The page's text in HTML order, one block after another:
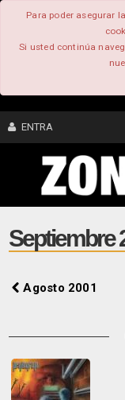
Para poder asegurar
Si usted continúa
ENTRA
CONTENIDO
COMUNIDAD
FOROS
Septiembre
Agosto 2001